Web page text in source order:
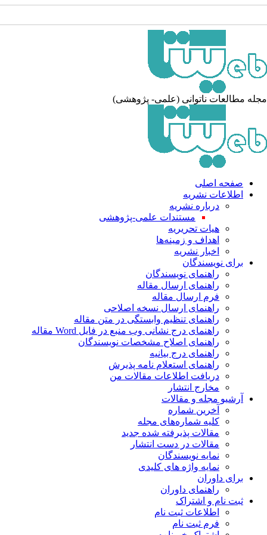
مطالعات ناتوانی (علمی- پژوهشی)
صفحه اصلی
اطلاعات نشریه
درباره نشریه
مستندات علمی-پژوهشی
هیات تحریریه
اهداف و زمینه‌ها
اخبار نشریه
برای نویسندگان
راهنمای نویسندگان
راهنمای ارسال مقاله
فرم ارسال مقاله
راهنمای ارسال نسخه اصلاحی
راهنمای تنظیم وابستگی در متن مقاله
راهنمای درج نشانی وب منبع در فایل Word مقاله
راهنمای اصلاح مشخصات نویسندگان
راهنمای درج بیانیه
راهنمای استعلام نامه پذیرش
دریافت اطلاعات مقالات من
مخارج انتشار
آرشیو مجله و مقالات
آخرین شماره
کلیه شماره‌های مجله
مقالات پذیرفته شده جدید
مقالات در دست انتشار
نمایه نویسندگان
نمایه واژه های کلیدی
برای داوران
راهنمای داوران
ثبت نام و اشتراک
اطلاعات ثبت نام
فرم ثبت نام